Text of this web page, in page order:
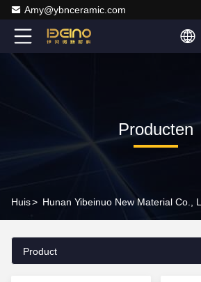
Amy@ybnceramic.com
Producten
Huis> Hunan Yibeinuo New Material Co.,
Product